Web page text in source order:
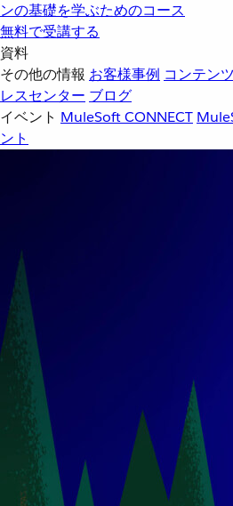
ンの基礎を学ぶためのコース
無料で受講する
資料
その他の情報 お客様事例 コンテン
レスセンター ブログ
イベント MuleSoft CONNECT
ント